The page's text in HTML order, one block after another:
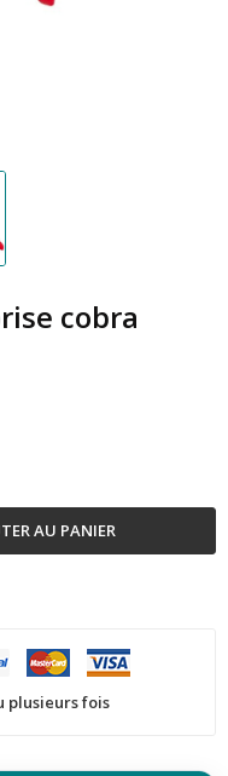
cobra
AU PANIER
plusieurs fois